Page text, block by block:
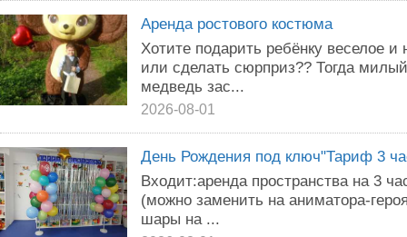
Аренда ростового костюма
Хотите подарить ребёнку веселое
или сделать сюрприз?? Тогда
медведь зас...
2026-08-01
День Рождения под ключ"Тариф 3
Входит:аренда пространства на 3
(можно заменить на аниматора-
шары на ...